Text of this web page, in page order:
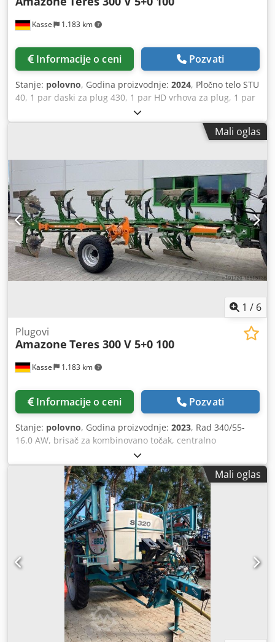
Kassel 1.183 km
Informacije o ceni Pozvati
Stanje: polovno, Godina proizvodnje: 2024, Pločno telo STU
40, 1 par daski za plug 430, 1 par HD vrhova za plug, 1 par
/ nosač predpluga za visinu rama 80 za hidrauličku zaštitu
od preopterećenja predplug M2, 1 par držača talir-sekača,
talir-sekač D 500 nazubljen, zaštita od habanja, 1 par /
Mali oglas
1 / 6
Kassel 1.183 km
Plugovi
Amazone Teres 300 V 5+0 100
Informacije o ceni Pozvati
Stanje: polovno, Godina proizvodnje: 2023, Rad 340/55-
16.0 AW, brisač za kombinovano točak, centralno
podešavanje pritiska za aktivaciju / plug telo STU 40, daska
raonika 430, ojačani vrh raonika HD, taler D 500 nazubljen,
1 komad / nazubljen, priprema za osvetljenje / Cedpfjt Eay
Mali oglas